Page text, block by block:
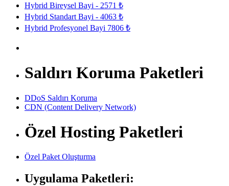
Hybrid Bireysel Bayi - 2571 ₺
Hybrid Standart Bayi - 4063 ₺
Hybrid Profesyonel Bayi 7806 ₺
Saldırı Koruma Paketleri
DDoS Saldırı Koruma
CDN (Content Delivery Network)
Özel Hosting Paketleri
Özel Paket Oluşturma
Uygulama Paketleri: